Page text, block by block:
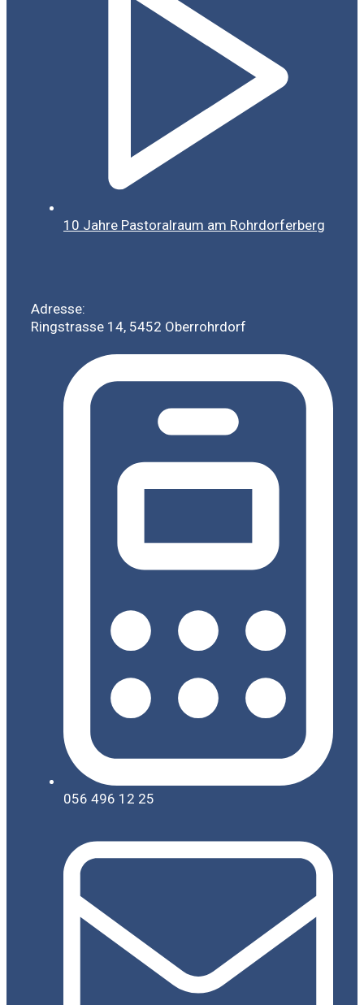
10 Jahre Pastoralraum am Rohrdorferberg
Adresse:
Ringstrasse 14, 5452 Oberrohrdorf
056 496 12 25